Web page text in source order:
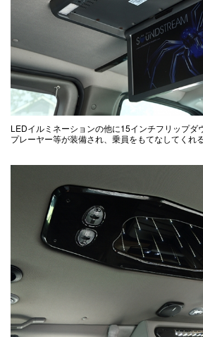
LEDイルミネーションの他に15インチフリップダ
プレーヤー等が装備され、乗員をもてなしてくれる